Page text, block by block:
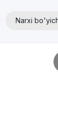
Narxi